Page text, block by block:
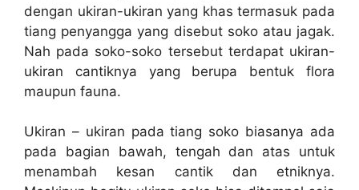
dengan ukiran-ukiran yang khas termasuk pada
tiang penyangga yang disebut soko atau jagak.
Nah pada soko-soko tersebut terdapat ukiran-
ukiran cantiknya yang berupa bentuk flora
maupun fauna.
Ukiran – ukiran pada tiang soko biasanya ada
pada bagian bawah, tengah dan atas untuk
menambah kesan cantik dan etniknya.